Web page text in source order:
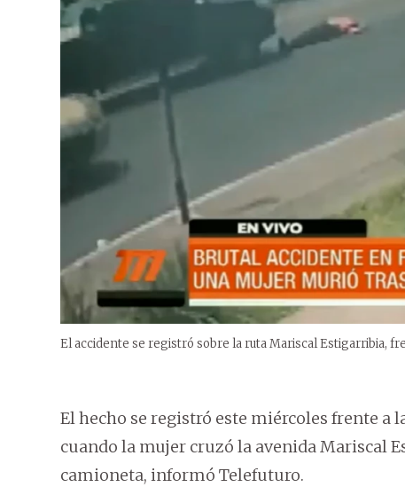
El accidente se registró sobre la ruta Mariscal Estigarribia,
El hecho se registró este miércoles frente a
cuando la mujer cruzó la avenida Mariscal
camioneta, informó Telefuturo.